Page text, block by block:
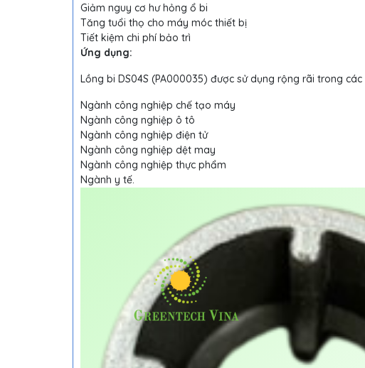
Giảm nguy cơ hư hỏng ổ bi
Tăng tuổi thọ cho máy móc thiết bị
Tiết kiệm chi phí bảo trì
Ứng dụng:
Lồng bi DS04S (PA000035) được sử dụng rộng rãi trong
Ngành công nghiệp chế tạo máy
Ngành công nghiệp ô tô
Ngành công nghiệp điện tử
Ngành công nghiệp dệt may
Ngành công nghiệp thực phẩm
Ngành y tế.